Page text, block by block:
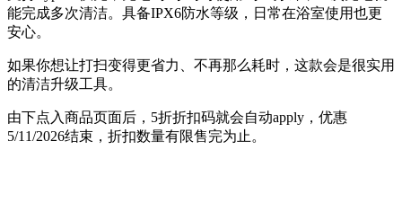
能完成多次清洁。具备IPX6防水等级，日常在浴室使用也更
安心。
如果你想让打扫变得更省力、不再那么耗时，这款会是很实用
的清洁升级工具。
由下点入商品页面后，5折折扣码就会自动apply，优惠
5/11/2026结束，折扣数量有限售完为止。